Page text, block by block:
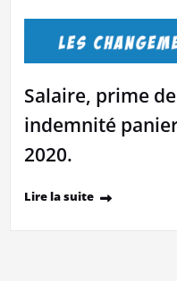
Salaire, prime
indemnité
2020.
Lire la suite